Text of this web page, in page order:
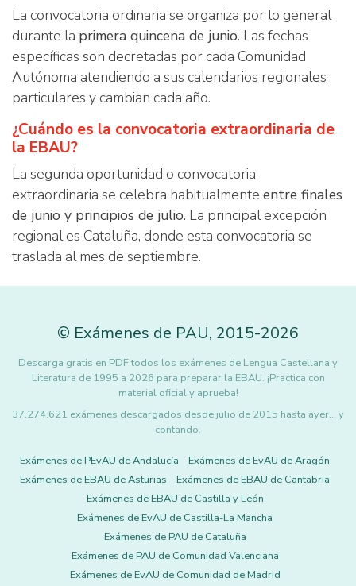
La convocatoria ordinaria se organiza por lo general
durante la primera quincena de junio. Las fechas
específicas son decretadas por cada Comunidad
Autónoma atendiendo a sus calendarios regionales
particulares y cambian cada año.
¿Cuándo es la convocatoria extraordinaria de
la EBAU?
La segunda oportunidad o convocatoria
extraordinaria se celebra habitualmente entre finales
de junio y principios de julio. La principal excepción
regional es Cataluña, donde esta convocatoria se
traslada al mes de septiembre.
© Exámenes de PAU, 2015-2026
Descarga gratis en PDF todos los exámenes de Lengua Castellana y
Literatura de 1995 a 2026 para preparar la EBAU. ¡Practica con
material oficial y aprueba!
37.274.621 exámenes descargados desde julio de 2015 hasta ayer... y
contando.
Exámenes de PEvAU de Andalucía
Exámenes de EvAU de Aragón
Exámenes de EBAU de Asturias
Exámenes de EBAU de Cantabria
Exámenes de EBAU de Castilla y León
Exámenes de EvAU de Castilla-La Mancha
Exámenes de PAU de Cataluña
Exámenes de PAU de Comunidad Valenciana
Exámenes de EvAU de Comunidad de Madrid